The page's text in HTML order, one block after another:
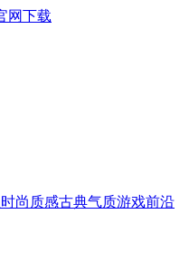
时尚质感古典气质游戏前沿